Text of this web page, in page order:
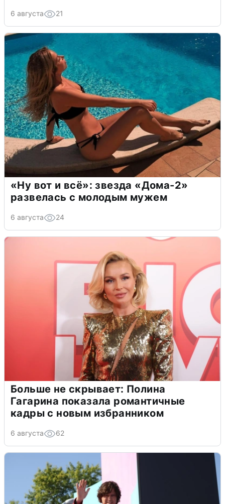
6 августа 21
«Ну вот и всё»: звезда «Дома-2»
развелась с молодым мужем
6 августа 24
Больше не скрывает: Полина
Гагарина показала романтичные
кадры с новым избранником
6 августа 62